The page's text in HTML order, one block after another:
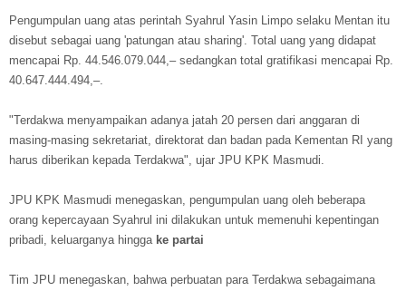
Pengumpulan uang atas perintah Syahrul Yasin Limpo selaku Mentan itu
disebut sebagai uang 'patungan atau sharing'. Total uang yang didapat
mencapai Rp. 44.546.079.044,– sedangkan total gratifikasi mencapai Rp.
40.647.444.494,–.
"Terdakwa menyampaikan adanya jatah 20 persen dari anggaran di
masing-masing sekretariat, direktorat dan badan pada Kementan RI yang
harus diberikan kepada Terdakwa", ujar JPU KPK Masmudi.
JPU KPK Masmudi menegaskan, pengumpulan uang oleh beberapa
orang kepercayaan Syahrul ini dilakukan untuk memenuhi kepentingan
pribadi, keluarganya hingga ke partai
Tim JPU menegaskan, bahwa perbuatan para Terdakwa sebagaimana